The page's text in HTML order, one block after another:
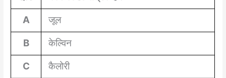
A
जूल
B
केल्विन
C
कैलोरी